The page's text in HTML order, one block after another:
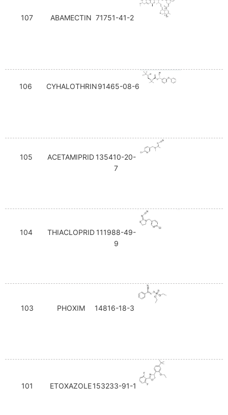
107 ABAMECTIN 71751-41-2
106 CYHALOTHRIN91465-08-6
105 ACETAMIPRID 135410-20-
7
104 THIACLOPRID 111988-49-
9
103 PHOXIM 14816-18-3
101 ETOXAZOLE153233-91-1